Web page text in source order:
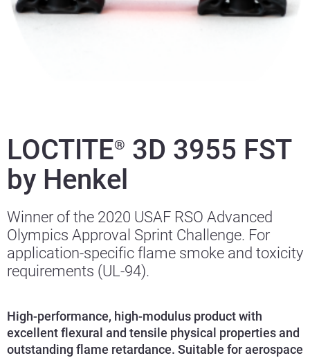
LOCTITE® 3D 3955 FST
by Henkel
Winner of the 2020 USAF RSO Advanced
Olympics Approval Sprint Challenge. For
application-specific flame smoke and toxicity
requirements (UL-94).
High-performance, high-modulus product with
excellent flexural and tensile physical properties and
outstanding flame retardance. Suitable for aerospace